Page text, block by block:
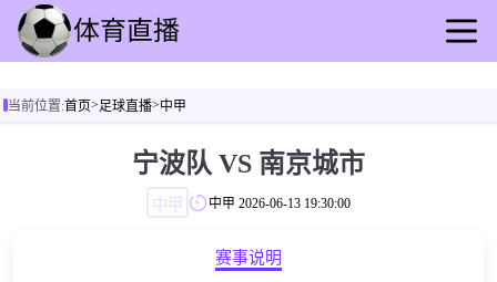
足球直播
当前位置:首页>足球直播>中甲
宁波队 VS 南京城市
中甲 中甲 2026-06-13 19:30:00
赛事说明